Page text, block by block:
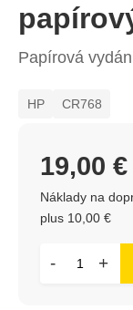
Papírová
HP CR768
Náklady na
plus 10,00 €
19,00 €
- +